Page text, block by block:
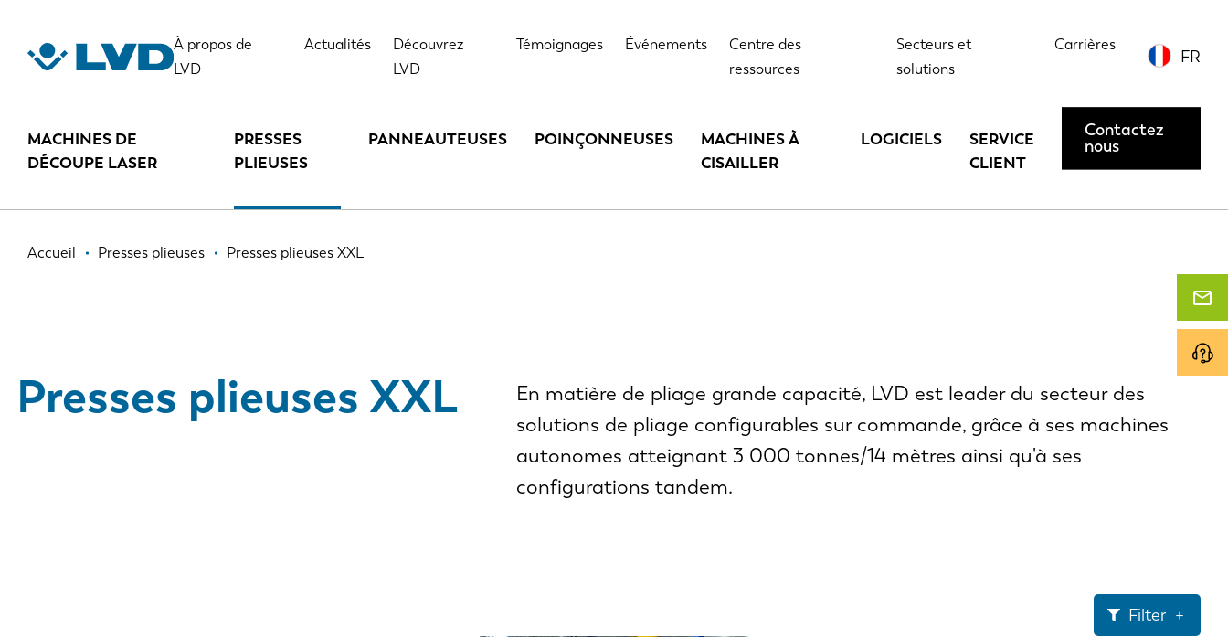
contenu
À propos de
LVD
Actualités
Découvrez
LVD
Témoignages Événements
Centre des
ressources
Secteurs et
solutions
Carrières
FR
MACHINES DE
DÉCOUPE LASER
PRESSES
PLIEUSES
PANNEAUTEUSES POINÇONNEUSES
MACHINES À
CISAILLER
LOGICIELS
SERVICE
CLIENT
Contactez
nous
Fil
Accueil Presses plieuses Presses plieuses XXL
Presses plieuses XXL
En matière de pliage grande capacité, LVD est leader du secteur des
solutions de pliage configurables sur commande, grâce à ses machines
autonomes atteignant 3 000 tonnes/14 mètres ainsi qu'à ses
configurations tandem.
Filter